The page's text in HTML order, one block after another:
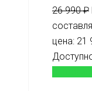
26 990₽
цена: 21